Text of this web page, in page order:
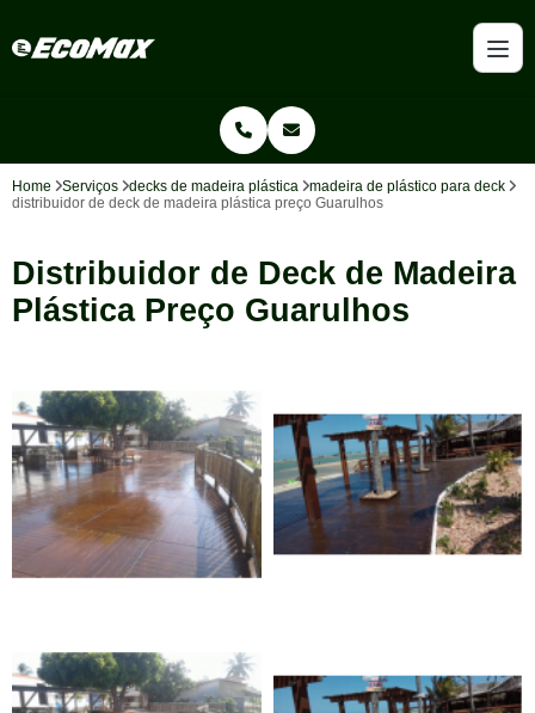
Home Serviços decks de madeira plástica
madeira de plástico para deck
distribuidor de deck de madeira plástica preço Guarulhos
Distribuidor de Deck de Madeira
Plástica Preço Guarulhos